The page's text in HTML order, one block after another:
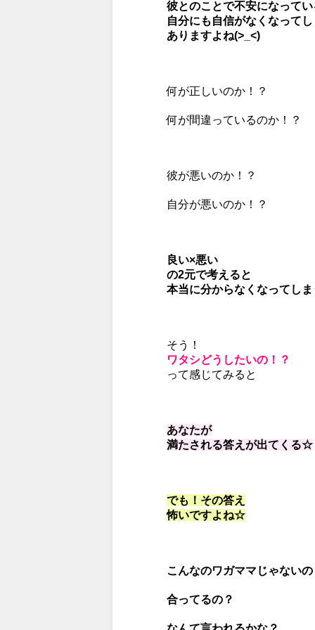
彼とのことで不安になって
自分にも自信がなくなって
ありますよね(>_<)
何が正しいのか！？
何が間違っているのか！？
彼が悪いのか！？
自分が悪いのか！？
良い×悪い
の2元で考えると
本当に分からなくなってし
そう！
ワタシどうしたいの！？
って感じてみると
あなたが
満たされる答えが出てくる☆
でも！その答え
怖いですよね☆
こんなのワガママじゃないの
合ってるの？